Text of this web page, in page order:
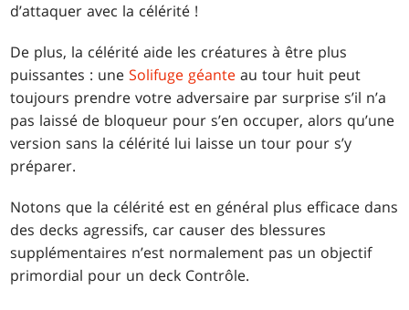
d’attaquer avec la célérité !
De plus, la célérité aide les créatures à être plus
puissantes : uneSolifuge géante au tour huit peut
toujours prendre votre adversaire par surprise s’il n’a
pas laissé de bloqueur pour s’en occuper, alors qu’une
version sans la célérité lui laisse un tour pour s’y
préparer.
Notons que la célérité est en général plus efficace dans
des decks agressifs, car causer des blessures
supplémentaires n’est normalement pas un objectif
primordial pour un deck Contrôle.